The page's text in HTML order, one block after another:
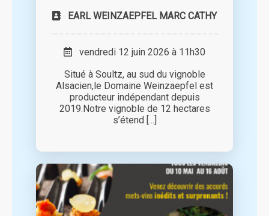
EARL WEINZAEPFEL MARC CATHY
vendredi 12 juin 2026 à 11h30
Situé à Soultz, au sud du vignoble
Alsacien,le Domaine Weinzaepfel est
producteur indépendant depuis
2019.Notre vignoble de 12 hectares
s’étend [...]